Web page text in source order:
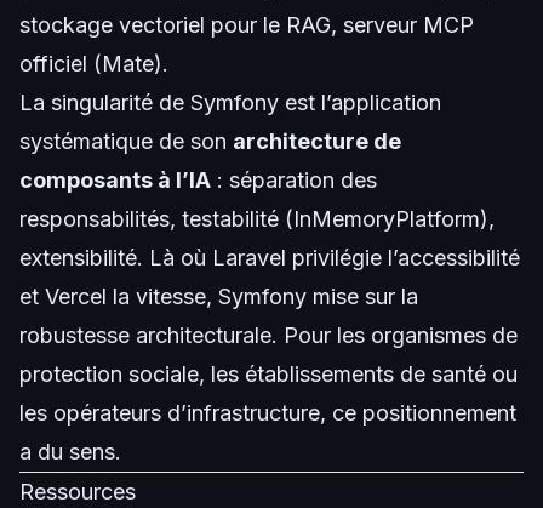
stockage vectoriel pour le RAG, serveur MCP
officiel (Mate).
La singularité de Symfony est l’application
systématique de son architecture de
composants à l’IA : séparation des
responsabilités, testabilité (InMemoryPlatform),
extensibilité. Là où Laravel privilégie l’accessibilité
et Vercel la vitesse, Symfony mise sur la
robustesse architecturale. Pour les organismes de
protection sociale, les établissements de santé ou
les opérateurs d’infrastructure, ce positionnement
a du sens.
Ressources